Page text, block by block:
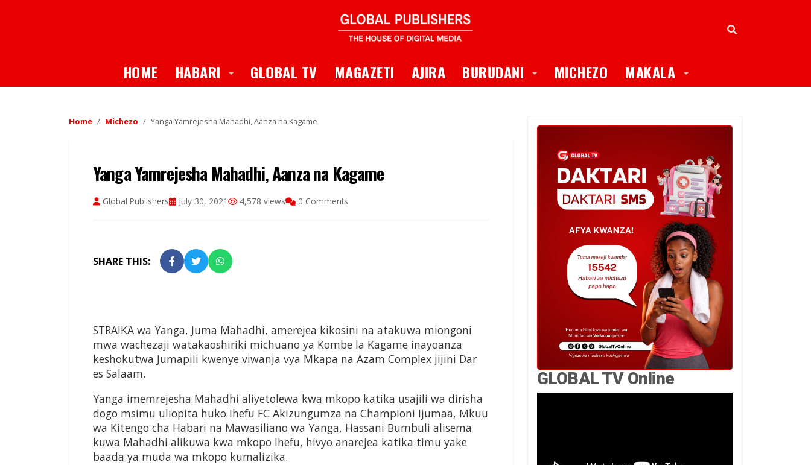
HOME HABARI Toggle Dropdown
GLOBAL TV MAGAZETI AJIRA BURUDANI Toggle Dropdown
MICHEZO MAKALA Toggle Dropdown
Home Michezo Yanga Yamrejesha Mahadhi, Aanza na Kagame
Yanga Yamrejesha Mahadhi, Aanza na Kagame
Global Publishers July 30, 2021 4,578 views 0 Comments
SHARE THIS:
STRAIKA wa Yanga, Juma Mahadhi, amerejea kikosini na atakuwa miongoni
mwa wachezaji watakaoshiriki michuano ya Kombe la Kagame inayoanza
keshokutwa Jumapili kwenye viwanja vya Mkapa na Azam Complex jijini Dar
es Salaam.
Yanga imemrejesha Mahadhi aliyetolewa kwa mkopo katika usajili wa dirisha
dogo msimu uliopita huko Ihefu FC Akizungumza na Championi Ijumaa, Mkuu
wa Kitengo cha Habari na Mawasiliano wa Yanga, Hassani Bumbuli alisema
kuwa Mahadhi alikuwa kwa mkopo Ihefu, hivyo anarejea katika timu yake
baada ya muda wa mkopo kumalizika.
GLOBAL TV Online